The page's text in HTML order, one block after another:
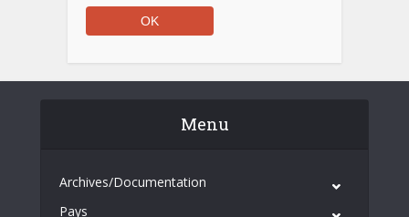
Menu
Archives/Documentation
Pays